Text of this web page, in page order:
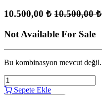
10.500,00 ₺ 10.500,00₺
Not Available For Sale
Bu kombinasyon mevcut değil.
Sepete Ekle